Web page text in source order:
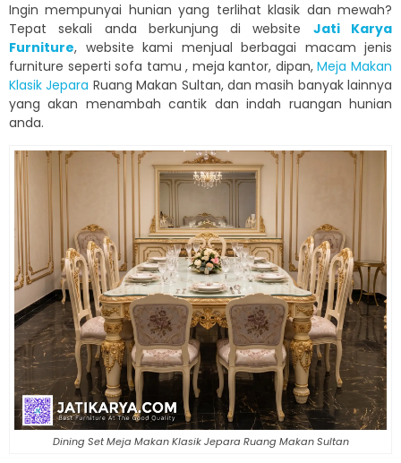
Ingin mempunyai hunian yang terlihat klasik dan mewah?
Tepat sekali anda berkunjung di website Jati Karya
Furniture, website kami menjual berbagai macam jenis
furniture seperti sofa tamu , meja kantor, dipan,Meja Makan
Klasik Jepara Ruang Makan Sultan, dan masih banyak lainnya
yang akan menambah cantik dan indah ruangan hunian
anda.
Dining Set Meja Makan Klasik Jepara Ruang Makan Sultan